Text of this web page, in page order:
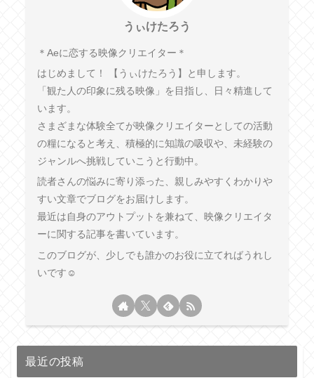
うぃけたろう
︎＊︎Aeに恋する映像クリエイター＊
はじめまして！ 【うぃけたろう】と申します。
「観た人の印象に残る映像」を目指し、日々精進して
います。
さまざまな体験全てが映像クリエイターとしての活動
の糧になると考え、積極的に知識の吸収や、未経験の
ジャンルへ挑戦していこうと行動中。
読者さんの悩みに寄り添った、親しみやすくわかりや
すい文章でブログをお届けします。
最近は自身のアウトプットを兼ねて、映像クリエイタ
ーに関する記事を書いています。
このブログが、少しでも誰かのお役に立てればうれし
いです☺︎
最近の投稿